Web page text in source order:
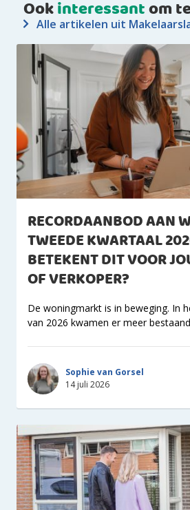
Ookinteressantom
Alle artikelen uit
RECORDAANBOD AAN
TWEEDE KWARTAAL
BETEKENT DIT VOOR
OF VERKOPER?
De woningmarkt is in beweging. In
van 2026 kwamen er meer
Sophie van Gorsel
14 juli 2026